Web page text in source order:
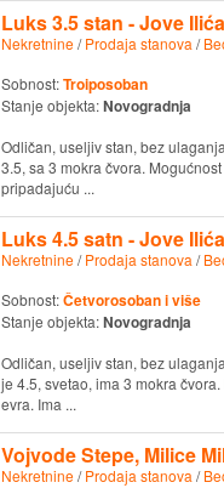
Luks 3.5 stan - Jove
Nekretnine/Prodaja stanova /
Sobnost:Troiposoban
Stanje objekta:Novogradnja
Odličan, useljiv stan, bez
3.5, sa 3 mokra čvora.
pripadajuću ...
Luks 4.5 satn - Jove
Nekretnine/Prodaja stanova /
Sobnost:Četvorosoban i više
Stanje objekta:Novogradnja
Odličan, useljiv stan, bez
je 4.5, svetao, ima 3 mokra
evra. Ima ...
Vojvode Stepe, Milice
Nekretnine/Prodaja stanova /